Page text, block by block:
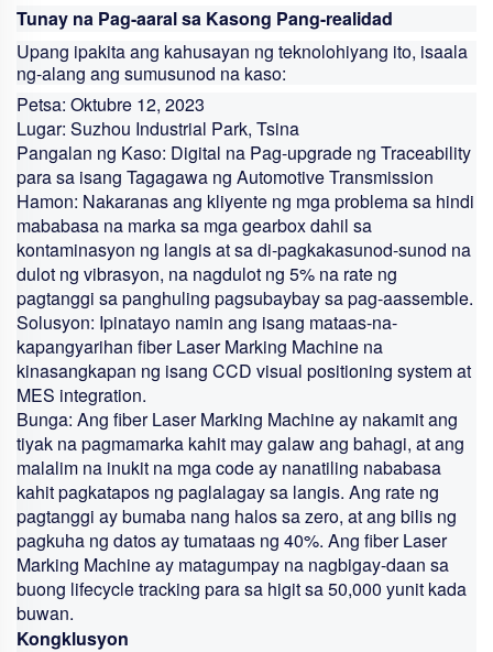
Tunay na Pag-aaral sa Kasong Pang-realidad
Upang ipakita ang kahusayan ng teknolohiyang ito, isaala
ng-alang ang sumusunod na kaso:
Petsa: Oktubre 12, 2023
Lugar: Suzhou Industrial Park, Tsina
Pangalan ng Kaso: Digital na Pag-upgrade ng Traceability
para sa isang Tagagawa ng Automotive Transmission
Hamon: Nakaranas ang kliyente ng mga problema sa hindi
mababasa na marka sa mga gearbox dahil sa
kontaminasyon ng langis at sa di-pagkakasunod-sunod na
dulot ng vibrasyon, na nagdulot ng 5% na rate ng
pagtanggi sa panghuling pagsubaybay sa pag-aassemble.
Solusyon: Ipinatayo namin ang isang mataas-na-
kapangyarihan fiber Laser Marking Machine na
kinasangkapan ng isang CCD visual positioning system at
MES integration.
Bunga: Ang fiber Laser Marking Machineay nakamit ang
tiyak na pagmamarka kahit may galaw ang bahagi, at ang
malalim na inukit na mga code ay nanatiling nababasa
kahit pagkatapos ng paglalagay sa langis. Ang rate ng
pagtanggi ay bumaba nang halos sa zero, at ang bilis ng
pagkuha ng datos ay tumataas ng 40%. Ang fiber Laser
Marking Machineay matagumpay na nagbigay-daan sa
buong lifecycle tracking para sa higit sa 50,000 yunit kada
buwan.
Kongklusyon